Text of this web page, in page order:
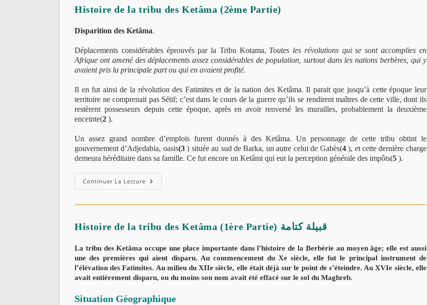
La
Dernière
Dernier
Vandale
?
Histoire de la tribu des Ketâma (2ème Partie)
Disparition des Ketâma.
Déplacements considérables éprouvés par la Tribu Kotama, Toutes les révolutions qui se sont accomplies en
Afrique ont amené des déplacements assez considérables de population, surtout dans les nations berbères, qui y
avaient pris la principale part ou qui en avaient profité.
Il en fut ainsi de la révolution des Fatimites et de la nation des Ketâma. Il parait que jusqu’à cette époque leur
territoire ne comprenait pas Sétif; c’est dans le cours de la guerre qu’ils se rendirent maîtres de cette ville, dont ils
restèrent possesseurs depuis cette époque, après en avoir renversé les murailles, probablement la deuxième
enceinte(2 ).
Un assez grand nombre d’emplois furent donnés à des Ketâma. Un personnage de cette tribu obtint le
gouvernement d’Adjedabia, oasis(3) située au sud de Barka, un autre celui de Gabès(4), et cette dernière charge
demeura héréditaire dans sa famille. Ce fut encore un Ketâmi qui eut la perception générale des impôts(5 ).
Continuer La Lecture Histoire
De
(2ème
Partie) Histoire de la tribu des Ketâma (1ère Partie) قبيلة كتامة
La tribu des Ketâma occupe une place importante dans l’histoire de la Berbérie au moyen âge; elle est aussi
une des premières qui aient disparu. Au commencement du Xe siècle, elle fut le principal instrument de
l’élévation des Fatimites. Au milieu du XIIe siècle, elle était déjà sur le point de s’éteindre. Au XVIe siècle, elle
avait entièrement disparu, ou du moins son nom avait été effacé sur le sol du Maghreb.
Situation Géographique